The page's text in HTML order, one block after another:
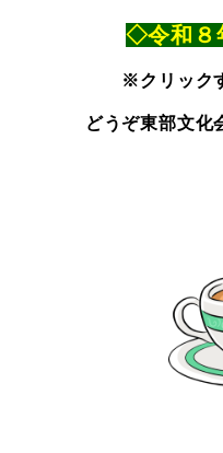
◇令和８
※クリック
どうぞ東部文化